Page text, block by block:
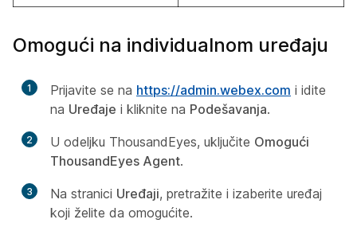
Omogući na individualnom uređaju
1 Prijavite se na https://admin.webex.com i idite
na Uređaje i kliknite na Podešavanja.
2 U odeljku ThousandEyes, uključite Omogući
ThousandEyes Agent.
3 Na stranici Uređaji, pretražite i izaberite uređaj
koji želite da omogućite.